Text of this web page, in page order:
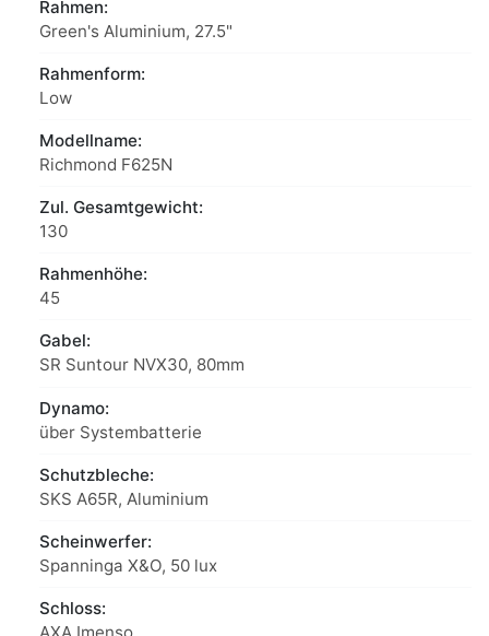
Rahmen:
Green's Aluminium, 27.5"
Rahmenform:
Low
Modellname:
Richmond F625N
Zul. Gesamtgewicht:
130
Rahmenhöhe:
45
Gabel:
SR Suntour NVX30, 80mm
Dynamo:
über Systembatterie
Schutzbleche:
SKS A65R, Aluminium
Scheinwerfer:
Spanninga X&O, 50 lux
Schloss: